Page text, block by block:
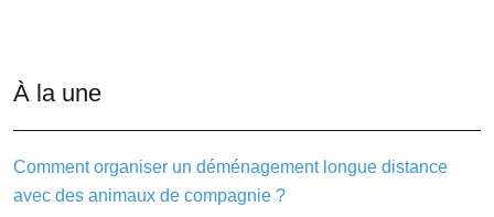
À la une
Comment organiser un déménagement longue distance
avec des animaux de compagnie ?